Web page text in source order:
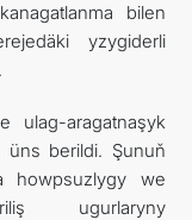
bilen
yzygiderli
ulag-aragatnaşyk
üns berildi. Şunuň
howpsuzlygy we
ugurlaryny